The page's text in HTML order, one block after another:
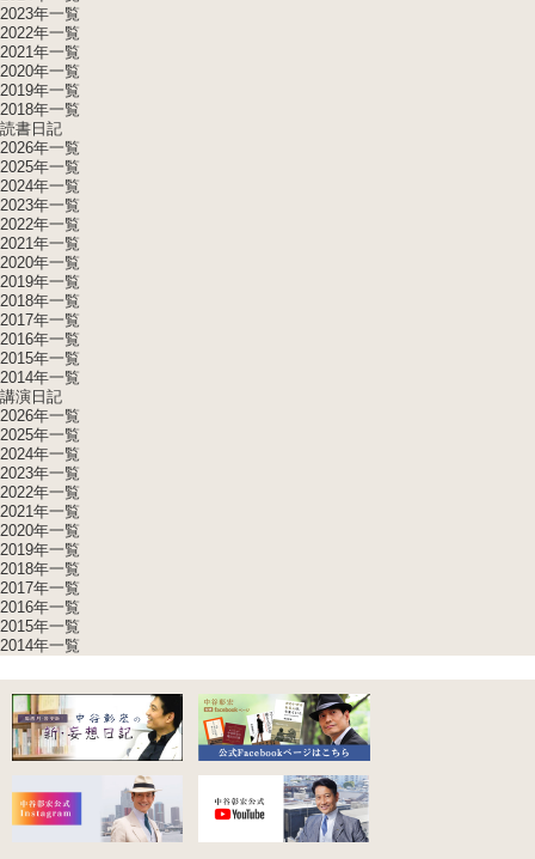
2023年一覧
2022年一覧
2021年一覧
2020年一覧
2019年一覧
2018年一覧
読書日記
2026年一覧
2025年一覧
2024年一覧
2023年一覧
2022年一覧
2021年一覧
2020年一覧
2019年一覧
2018年一覧
2017年一覧
2016年一覧
2015年一覧
2014年一覧
講演日記
2026年一覧
2025年一覧
2024年一覧
2023年一覧
2022年一覧
2021年一覧
2020年一覧
2019年一覧
2018年一覧
2017年一覧
2016年一覧
2015年一覧
2014年一覧